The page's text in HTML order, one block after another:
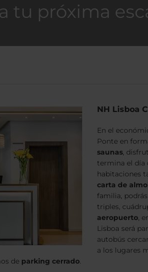
tu próxima
NH Lisboa
En el
Ponte en
saunas,
termina el día
habitaciones
carta de
familia,
triples,
aeropuerto,
Lisboa será
autobús
a los lugares
de parking cerrado.